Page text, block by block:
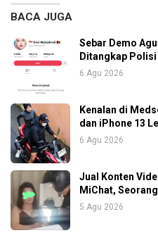
BACA JUGA
Sebar Demo
Ditangkap Polisi
6 Agu 2026
Kenalan di
dan iPhone 13
6 Agu 2026
Jual Konten
MiChat,
5 Agu 2026